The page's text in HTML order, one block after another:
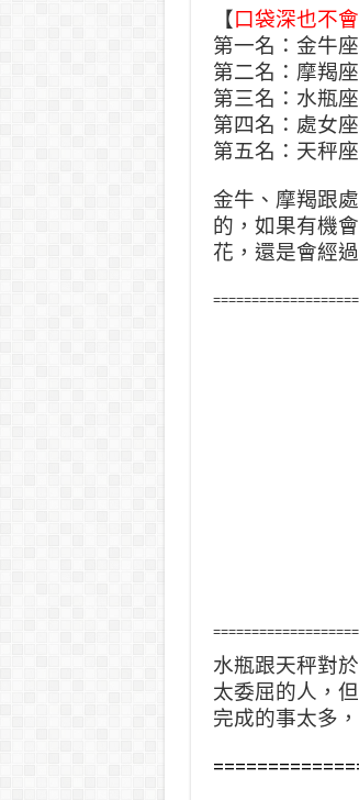
【 口袋深也不
第一名：金牛座
第二名：摩羯座
第三名：水瓶座
第四名：處女座
第五名：天秤座
金牛、摩羯跟
的，如果有機
花，還是會經
水瓶跟天秤對
太委屈的人，
完成的事太多